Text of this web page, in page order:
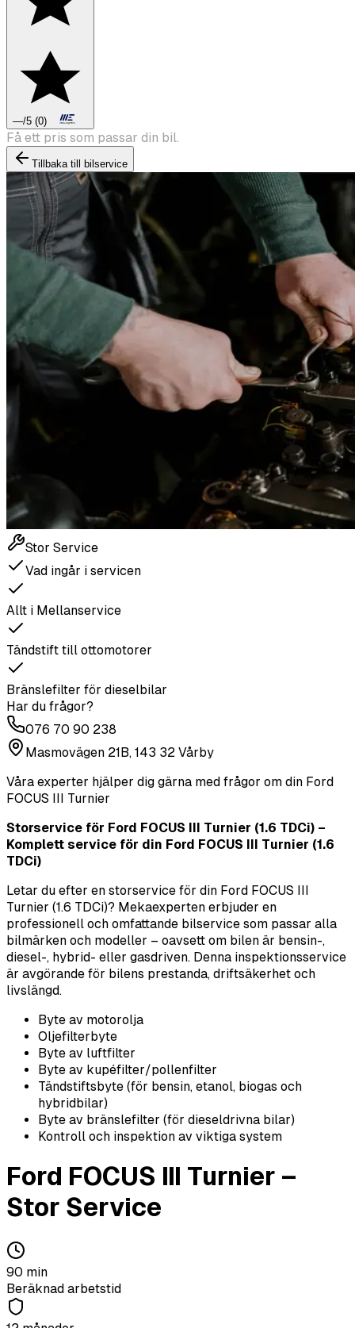
—/5 (0)
Boka däckbyte eller montering inför vintern.
Tillbaka till bilservice
Stor Service
Vad ingår i servicen
Allt i Mellanservice
Tändstift till ottomotorer
Bränslefilter för dieselbilar
Har du frågor?
076 70 90 238
Masmovägen 21B, 143 32 Vårby
Våra experter hjälper dig gärna med frågor om din Ford
FOCUS III Turnier
Storservice för Ford FOCUS III Turnier (1.6 TDCi) –
Komplett service för din Ford FOCUS III Turnier (1.6
TDCi)
Letar du efter en storservice för din Ford FOCUS III
Turnier (1.6 TDCi)? Mekaexperten erbjuder en
professionell och omfattande bilservice som passar alla
bilmärken och modeller – oavsett om bilen är bensin-,
diesel-, hybrid- eller gasdriven. Denna inspektionsservice
är avgörande för bilens prestanda, driftsäkerhet och
livslängd.
Byte av motorolja
Oljefilterbyte
Byte av luftfilter
Byte av kupéfilter/pollenfilter
Tändstiftsbyte (för bensin, etanol, biogas och
hybridbilar)
Byte av bränslefilter (för dieseldrivna bilar)
Kontroll och inspektion av viktiga system
Ford FOCUS III Turnier –
Stor Service
90 min
Beräknad arbetstid